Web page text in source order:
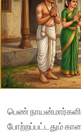
பெண்
போற்றப்பட்டதும்